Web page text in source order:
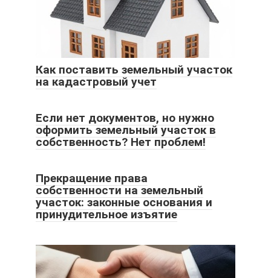
Как поставить земельный участок
на кадастровый учет
Если нет документов, но нужно
оформить земельный участок в
собственность? Нет проблем!
Прекращение права
собственности на земельный
участок: законные основания и
принудительное изъятие